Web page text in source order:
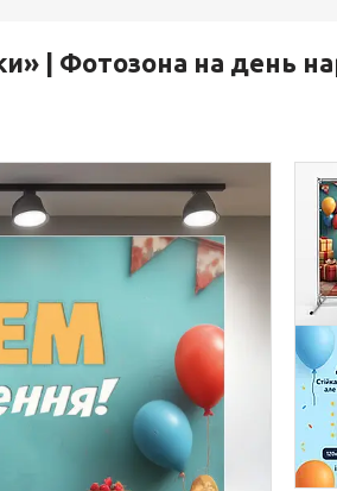
| Фотозона на день